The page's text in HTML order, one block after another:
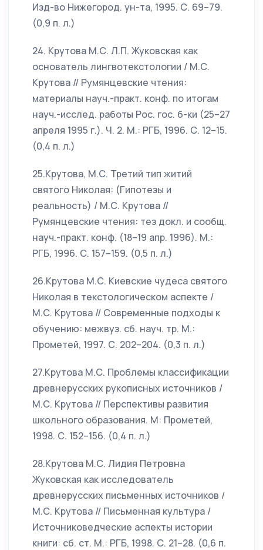
Изд-во Нижегород. ун-та, 1995. С. 69–79.
(0,9 п. л.)
24. Крутова М.С. Л.П. Жуковская как
основатель лингвотекстологии / М.С.
Крутова // Румянцевские чтения:
материалы науч.-практ. конф. по итогам
науч.-исслед. работы Рос. гос. б-ки (25–27
апреля 1995 г.). Ч. 2. М.: РГБ, 1996. С. 12–15.
(0,4 п. л.)
25.Крутова, М.С. Третий тип житий
святого Николая: (Гипотезы и
реальность) / М.С. Крутова //
Румянцевские чтения: тез докл. и сообщ.
науч.-практ. конф. (18–19 апр. 1996). М.:
РГБ, 1996. С. 157–159. (0,5 п. л.)
26.Крутова М.С. Киевские чудеса святого
Николая в текстологическом аспекте /
М.С. Крутова // Современные подходы к
обучению: межвуз. сб. науч. тр. М.:
Прометей, 1997. С. 202–204. (0,3 п. л.)
27.Крутова М.С. Проблемы классификации
древнерусских рукописных источников /
М.С. Крутова // Перспективы развития
школьного образования. М: Прометей,
1998. С. 152–156. (0,4 п. л.)
28.Крутова М.С. Лидия Петровна
Жуковская как исследователь
древнерусских письменных источников /
М.С. Крутова // Письменная культура /
Источниковедческие аспекты истории
книги: сб. ст. М.: РГБ, 1998. С. 21–28. (0,6 п.